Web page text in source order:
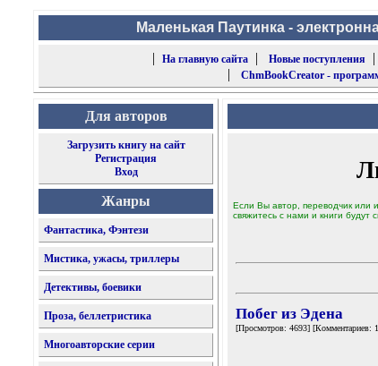
Маленькая Паутинка -
|
На главную сайта| Новые поступления |
|
ChmBookCreator -
Для авторов
Загрузить книгу на сайт
Регистрация
Вход
Жанры
Фантастика, Фэнтези
Мистика, ужасы, триллеры
Детективы, боевики
Проза, беллетристика
Многоавторские серии
Если Вы автор, переводчик или
свяжитесь с нами и книги будут
Побег из Эдена
[Просмотров: 4693] [Комментариев: